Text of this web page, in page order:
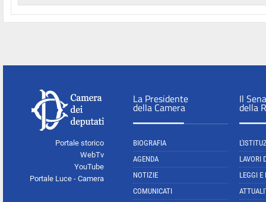
Portale storico
WebTv
YouTube
Portale Luce - Camera
La Presidente
della Camera
BIOGRAFIA
AGENDA
NOTIZIE
COMUNICATI
Il
della
LAVORI
LEGGI E